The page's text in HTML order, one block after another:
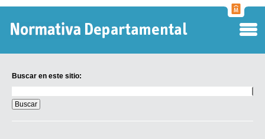
Buscar en este sitio:
en
este
sitio: